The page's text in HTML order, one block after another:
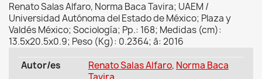
Renato Salas Alfaro, Norma Baca Tavira; UAEM /
Universidad Autónoma del Estado de México; Plaza y
Valdés México; Sociología; Pp.: 168; Medidas (cm):
13.5x20.5x0.9; Peso (Kg): 0.2364; â: 2016
Autor/es
Renato Salas Alfaro, Norma Baca